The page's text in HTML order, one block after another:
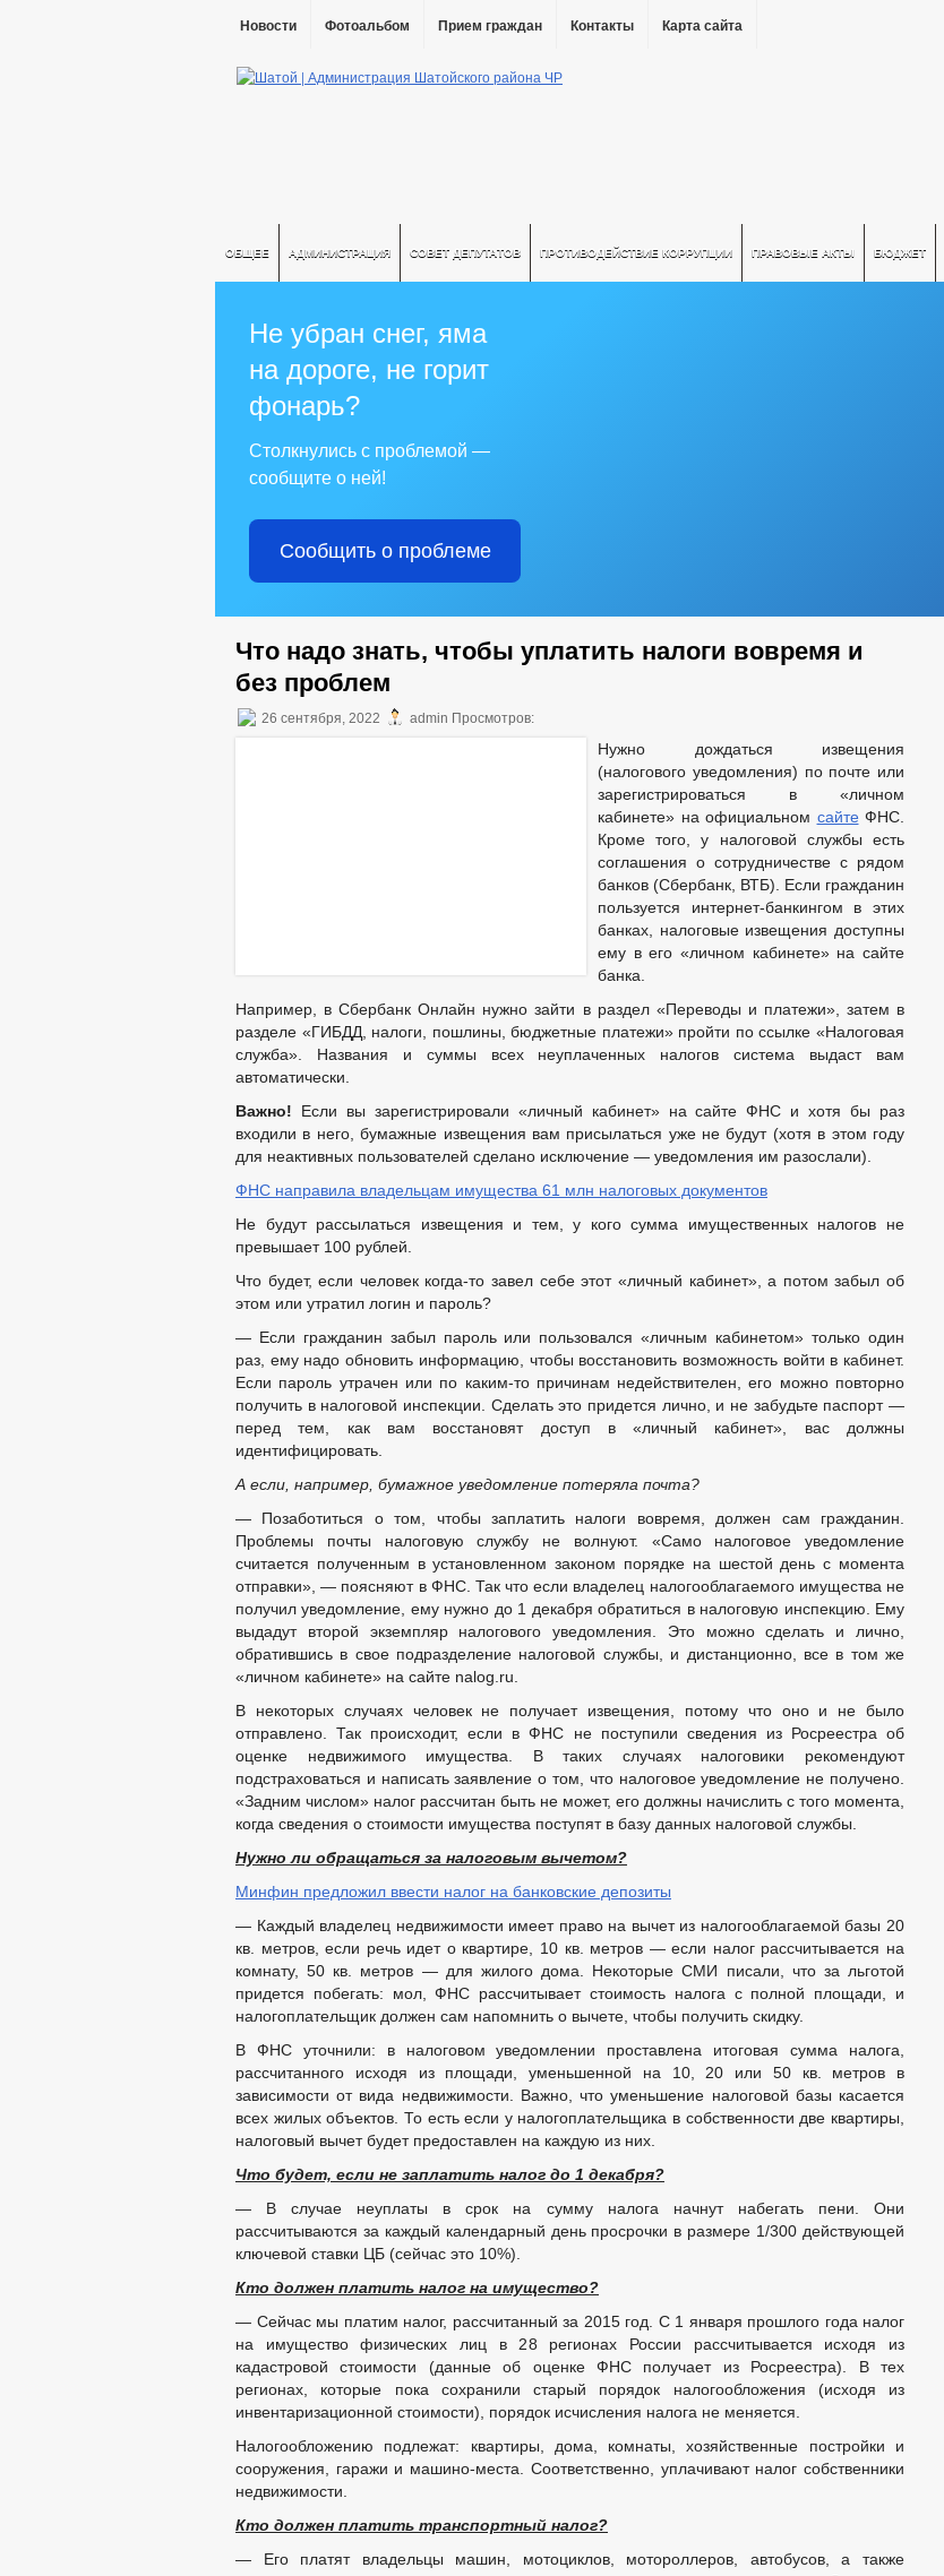
Новости Фотоальбом Прием граждан Контакты Карта сайта
ОБЩЕЕ АДМИНИСТРАЦИЯ СОВЕТ ДЕПУТАТОВ ПРОТИВОДЕЙСТВИЕ КОРРУПЦИИ ПРАВОВЫЕ АКТЫ БЮДЖЕТ
Не убран снег, яма
на дороге, не горит
фонарь?
Столкнулись с проблемой —
сообщите о ней!
Сообщить о проблеме
Что надо знать, чтобы уплатить налоги вовремя и
без проблем
26 сентября, 2022 admin Просмотров:
Нужно дождаться извещения
(налогового уведомления) по почте или
зарегистрироваться в «личном
кабинете» на официальном сайтеФНС.
Кроме того, у налоговой службы есть
соглашения о сотрудничестве с рядом
банков (Сбербанк, ВТБ). Если гражданин
пользуется интернет-банкингом в этих
банках, налоговые извещения доступны
ему в его «личном кабинете» на сайте
банка.
Например, в Сбербанк Онлайн нужно зайти в раздел «Переводы и платежи», затем в
разделе «ГИБДД, налоги, пошлины, бюджетные платежи» пройти по ссылке «Налоговая
служба». Названия и суммы всех неуплаченных налогов система выдаст вам
автоматически.
Важно! Если вы зарегистрировали «личный кабинет» на сайте ФНС и хотя бы раз
входили в него, бумажные извещения вам присылаться уже не будут (хотя в этом году
для неактивных пользователей сделано исключение — уведомления им разослали).
ФНС направила владельцам имущества 61 млн налоговых документов
Не будут рассылаться извещения и тем, у кого сумма имущественных налогов не
превышает 100 рублей.
Что будет, если человек когда-то завел себе этот «личный кабинет», а потом забыл об
этом или утратил логин и пароль?
— Если гражданин забыл пароль или пользовался «личным кабинетом» только один
раз, ему надо обновить информацию, чтобы восстановить возможность войти в кабинет.
Если пароль утрачен или по каким-то причинам недействителен, его можно повторно
получить в налоговой инспекции. Сделать это придется лично, и не забудьте паспорт —
перед тем, как вам восстановят доступ в «личный кабинет», вас должны
идентифицировать.
А если, например, бумажное уведомление потеряла почта?
— Позаботиться о том, чтобы заплатить налоги вовремя, должен сам гражданин.
Проблемы почты налоговую службу не волнуют. «Само налоговое уведомление
считается полученным в установленном законом порядке на шестой день с момента
отправки», — поясняют в ФНС. Так что если владелец налогооблагаемого имущества не
получил уведомление, ему нужно до 1 декабря обратиться в налоговую инспекцию. Ему
выдадут второй экземпляр налогового уведомления. Это можно сделать и лично,
обратившись в свое подразделение налоговой службы, и дистанционно, все в том же
«личном кабинете» на сайте nalog.ru.
В некоторых случаях человек не получает извещения, потому что оно и не было
отправлено. Так происходит, если в ФНС не поступили сведения из Росреестра об
оценке недвижимого имущества. В таких случаях налоговики рекомендуют
подстраховаться и написать заявление о том, что налоговое уведомление не получено.
«Задним числом» налог рассчитан быть не может, его должны начислить с того момента,
когда сведения о стоимости имущества поступят в базу данных налоговой службы.
Нужно ли обращаться за налоговым вычетом?
Минфин предложил ввести налог на банковские депозиты
— Каждый владелец недвижимости имеет право на вычет из налогооблагаемой базы 20
кв. метров, если речь идет о квартире, 10 кв. метров — если налог рассчитывается на
комнату, 50 кв. метров — для жилого дома. Некоторые СМИ писали, что за льготой
придется побегать: мол, ФНС рассчитывает стоимость налога с полной площади, и
налогоплательщик должен сам напомнить о вычете, чтобы получить скидку.
В ФНС уточнили: в налоговом уведомлении проставлена итоговая сумма налога,
рассчитанного исходя из площади, уменьшенной на 10, 20 или 50 кв. метров в
зависимости от вида недвижимости. Важно, что уменьшение налоговой базы касается
всех жилых объектов. То есть если у налогоплательщика в собственности две квартиры,
налоговый вычет будет предоставлен на каждую из них.
Что будет, если не заплатить налог до 1 декабря?
— В случае неуплаты в срок на сумму налога начнут набегать пени. Они
рассчитываются за каждый календарный день просрочки в размере 1/300 действующей
ключевой ставки ЦБ (сейчас это 10%).
Кто должен платить налог на имущество?
— Сейчас мы платим налог, рассчитанный за 2015 год. С 1 января прошлого года налог
на имущество физических лиц в 28 регионах России рассчитывается исходя из
кадастровой стоимости (данные об оценке ФНС получает из Росреестра). В тех
регионах, которые пока сохранили старый порядок налогообложения (исходя из
инвентаризационной стоимости), порядок исчисления налога не меняется.
Налогообложению подлежат: квартиры, дома, комнаты, хозяйственные постройки и
сооружения, гаражи и машино-места. Соответственно, уплачивают налог собственники
недвижимости.
Кто должен платить транспортный налог?
— Его платят владельцы машин, мотоциклов, мотороллеров, автобусов, а также